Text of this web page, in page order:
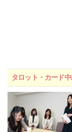
タロット・カード